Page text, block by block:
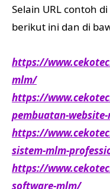
Selain URL contoh
berikut ini dan di
https://
mlm/
https://
pembuatan-
https://
sistem-mlm-
https://
software-mlm/